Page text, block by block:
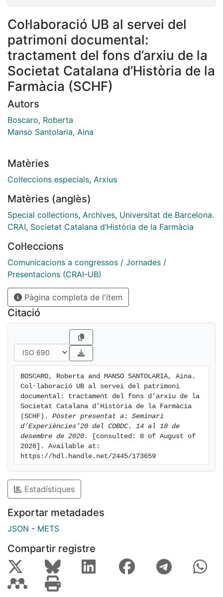
Col·laboració UB al servei del
patrimoni documental:
tractament del fons d’arxiu de la
Societat Catalana d’Història de la
Farmàcia (SCHF)
Autors
Boscaro, Roberta
Manso Santolaria, Aina
Matèries
Col·leccions especials, Arxius
Matèries (anglès)
Special collections, Archives, Universitat de Barcelona.
CRAI, Societat Catalana d’Història de la Farmàcia
Col·leccions
Comunicacions a congressos / Jornades /
Presentacions (CRAI-UB)
Pàgina completa de l'ítem
Citació
BOSCARO, Roberta and MANSO SANTOLARIA, Aina.
Col·laboració UB al servei del patrimoni
documental: tractament del fons d’arxiu de la
Societat Catalana d’Història de la Farmàcia
(SCHF). Pòster presentat a: Seminari
d’Experiències’20 del COBDC. 14 al 18 de
desembre de 2020 . [consulted: 8 of August of
2026]. Available at:
https://hdl.handle.net/2445/173659
Estadístiques
Exportar metadades
JSON - METS
Compartir registre